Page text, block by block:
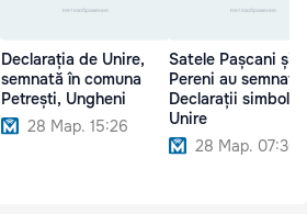
Declarația de Unire,
semnată în comuna
Petrești, Ungheni
28 Мар. 15:26
Satele Pașcani și
Pereni au semnat
Declarații
Unire
28 Мар. 07:30